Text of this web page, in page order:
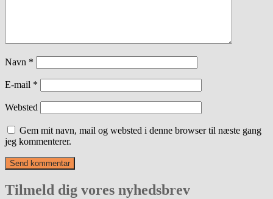
Navn *
E-mail *
Websted
Gem mit navn, mail og websted i denne browser til næste gang
jeg kommenterer.
Tilmeld dig vores nyhedsbrev